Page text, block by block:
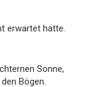
erwartet hatte.
Sonne,
Bögen.